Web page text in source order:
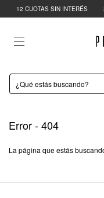
12 CUOTAS SIN INTERÉS
Error - 404
La página que estás